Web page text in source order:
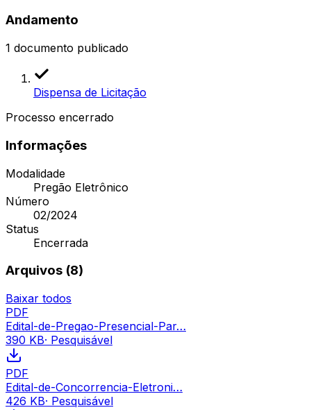
Andamento
1 documento publicado
Dispensa de Licitação
Processo encerrado
Informações
Modalidade
Pregão Eletrônico
Número
02/2024
Status
Encerrada
Arquivos (8)
Baixar todos
PDF
Edital-de-Pregao-Presencial-Par…
390 KB· Pesquisável
PDF
Edital-de-Concorrencia-Eletroni…
426 KB· Pesquisável